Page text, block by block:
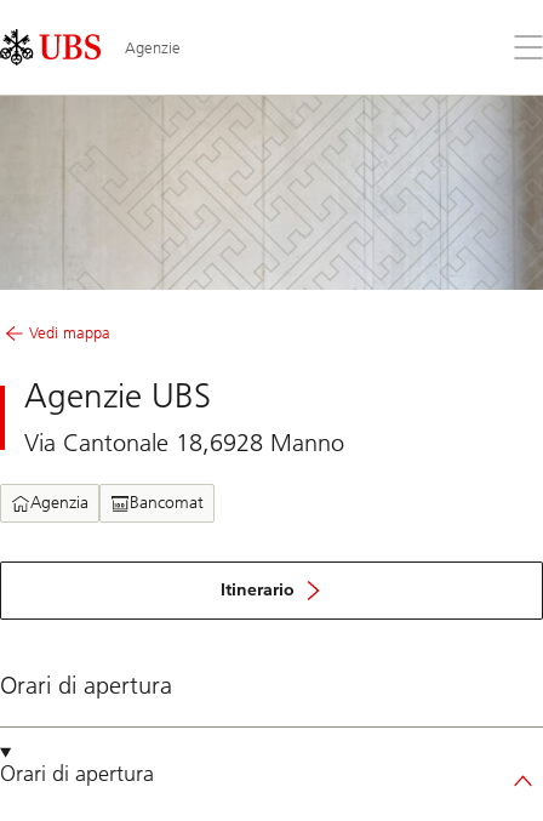
Links
Area
Agenzie
il
Vedi mappa
Agenzie UBS
Via Cantonale 18,6928 Manno
Agenzia Bancomat
Itinerario
Orari di apertura
Orari di apertura